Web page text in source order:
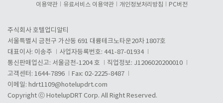
이용약관 유료서비스 이용약관 개인정보처리방침 PC버전
주식회사 호텔업디알티
서울특별시 금천구 가산동 691 대륭테크노타운20차 1807호
대표이사: 이송주
사업자등록번호: 441-87-01934
통신판매업신고: 서울금천-1204 호
직업정보: J1206020200010
고객센터: 1644-7896
Fax: 02-2225-8487
이메일: hdrt1109@hotelupdrt.com
Copyright ⓒ HotelupDRT Corp. All Right Reserved.